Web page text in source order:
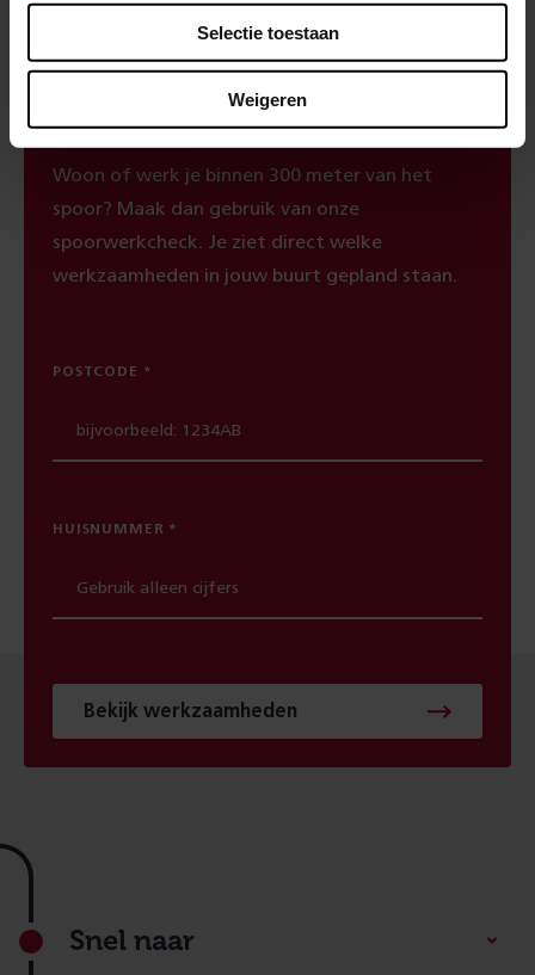
Selectie toestaan
Weigeren
Spoorwerkcheck
Woon of werk je binnen 300 meter van het
spoor? Maak dan gebruik van onze
spoorwerkcheck. Je ziet direct welke
werkzaamheden in jouw buurt gepland staan.
POSTCODE
HUISNUMMER
Bekijk werkzaamheden
Footer
Snel naar